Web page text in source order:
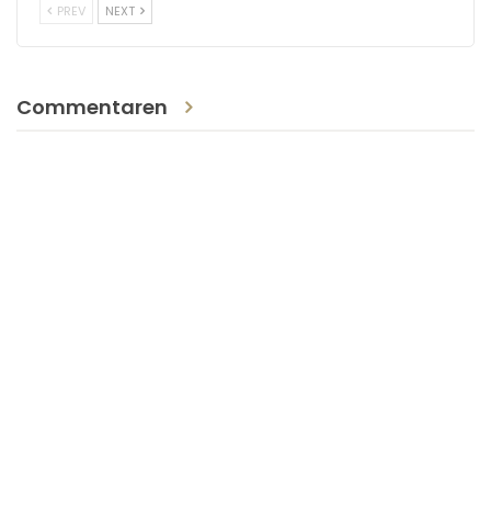
PREV NEXT
Commentaren